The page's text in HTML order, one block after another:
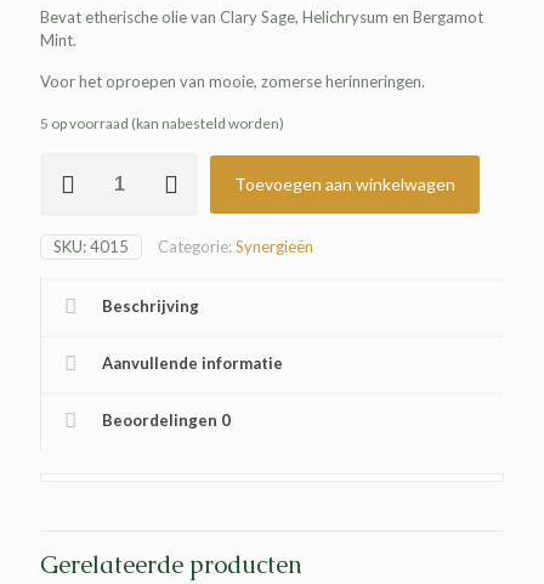
Bevat etherische olie van Clary Sage, Helichrysum en Bergamot
Mint.
Voor het oproepen van mooie, zomerse herinneringen.
5 op voorraad (kan nabesteld worden)
Toevoegen aan winkelwagen
SKU:4015 Categorie:Synergieën
Beschrijving
Aanvullende informatie
Beoordelingen 0
Gerelateerde producten